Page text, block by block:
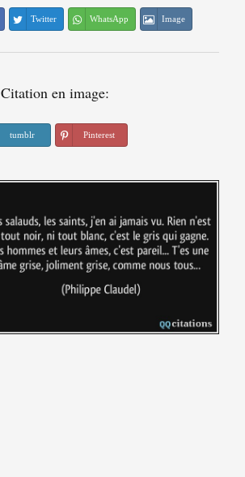
Twitter WhatsApp Image
Citation en image:
tumblr Pinterest